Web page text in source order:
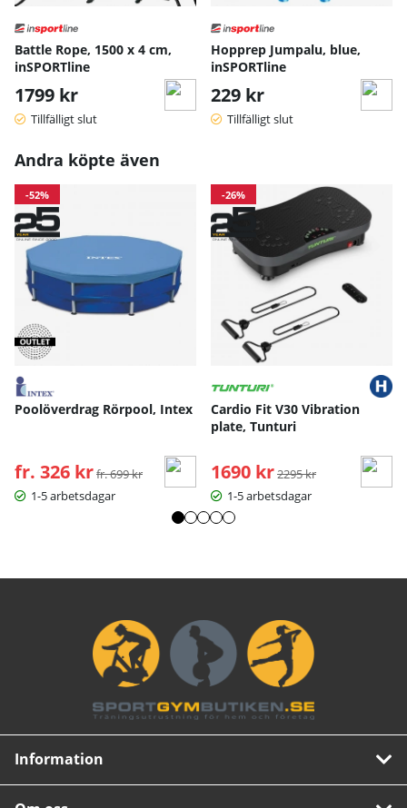
Battle Rope, 1500 x 4 cm,
inSPORTline
1799 kr
Tillfälligt slut
Hopprep Jumpalu, blue,
inSPORTline
229 kr
Tillfälligt slut
Andra köpte även
-52%
Poolöverdrag Rörpool, Intex
fr. 326 kr Ordinarie pris:
fr. 699 kr
1-5 arbetsdagar
-26%
Cardio Fit V30 Vibration
plate, Tunturi
1690 kr Ordinarie pris:
2295 kr
1-5 arbetsdagar
Information